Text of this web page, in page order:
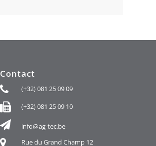
Contact
(+32) 081 25 09 09
(+32) 081 25 09 10
info@ag-tec.be
Rue du Grand Champ 12